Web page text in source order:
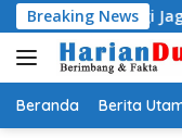
Langsung
ke
konten
Breaking News
Egi Jagokan Baru
Beranda Berita